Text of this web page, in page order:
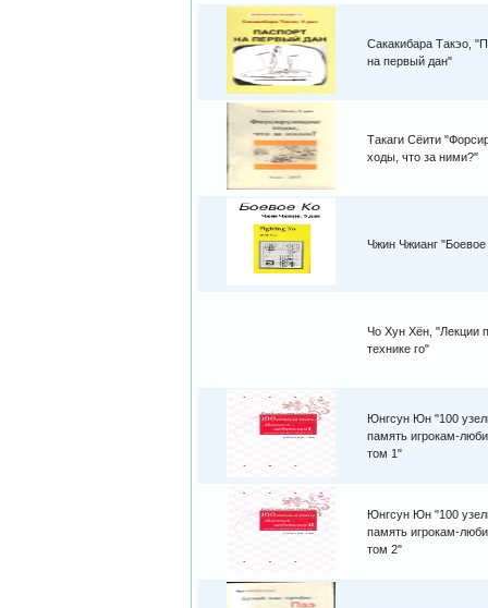
Сакакибара Такэо,
на первый дан"
Такаги Сёити
ходы, что за ними?"
Чжин Чжианг "Боевое
Чо Хун Хён, "Лекции
технике го"
Юнгсун Юн "100
память игрокам-
том 1"
Юнгсун Юн "100
память игрокам-
том 2"